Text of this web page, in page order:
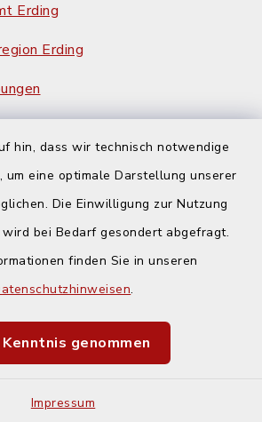
hin, dass wir technisch notwendige
um eine optimale Darstellung unserer
Die Einwilligung zur Nutzung
bei Bedarf gesondert abgefragt.
finden Sie in unseren
.
Kenntnis genommen
Impressum
Erding
Erding
Barrierefreiheit
Impressum
Sitemap